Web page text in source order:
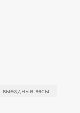
выездные весы